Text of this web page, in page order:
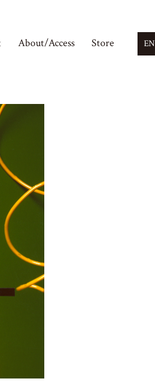
About/Access Store EN